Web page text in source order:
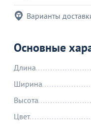
Варианты
Основные
Длина
Ширина
Высота
Цвет